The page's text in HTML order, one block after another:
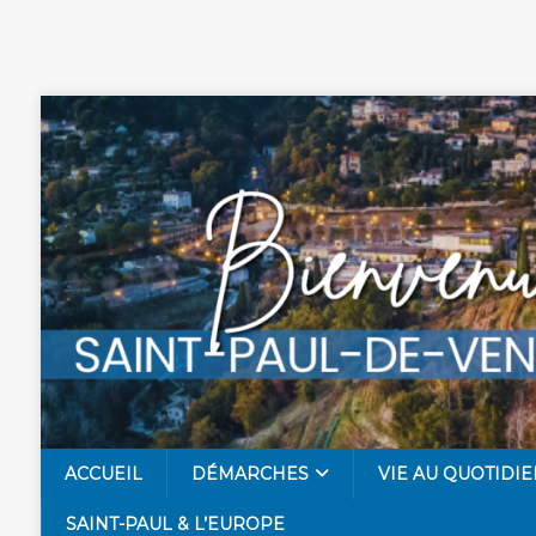
ACCUEIL DÉMARCHES VIE AU
SAINT-PAUL & L’EUROPE